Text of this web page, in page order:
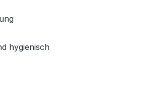
hygienisch